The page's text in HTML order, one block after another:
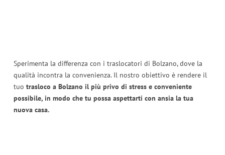
Sperimenta la differenza con i traslocatori di Bolzano, dove la
qualità incontra la convenienza. Il nostro obiettivo è rendere il
tuo trasloco a Bolzano il più privo di stress e conveniente
possibile, in modo che tu possa aspettarti con ansia la tua
nuova casa.